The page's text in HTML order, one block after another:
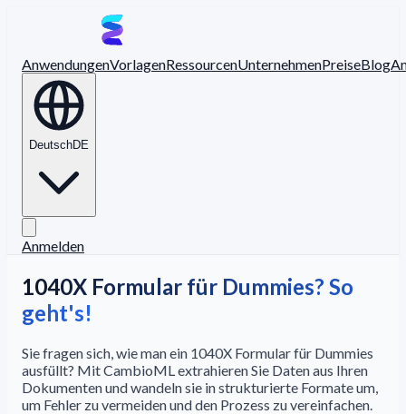
AnwendungenVorlagenRessourcenUnternehmenPreiseBlog
DeutschDE
Anmelden
1040X Formular für Dummies? So
geht's!
Sie fragen sich, wie man ein 1040X Formular für Dummies
ausfüllt? Mit CambioML extrahieren Sie Daten aus Ihren
Dokumenten und wandeln sie in strukturierte Formate um,
um Fehler zu vermeiden und den Prozess zu vereinfachen.